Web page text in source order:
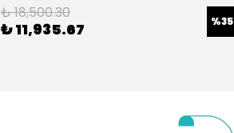
₺ 18,500.30
₺ 11,935.67 %35